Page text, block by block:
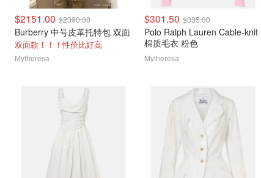
$2151.00 $2390.00
Burberry 中号皮革托特包 双面
双面款！！！性价比好高
Mytheresa
$301.50 $335.00
Polo Ralph Lauren Cable-knit
棉质毛衣 粉色
Mytheresa